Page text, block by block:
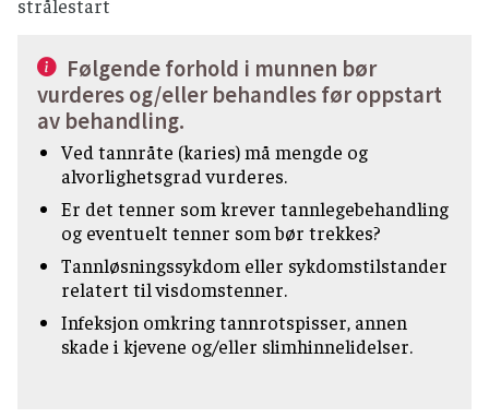
strålestart
Følgende forhold i munnen bør
vurderes og/eller behandles før oppstart
av behandling.
Ved tannråte (karies) må mengde og
alvorlighetsgrad vurderes.
Er det tenner som krever tannlegebehandling
og eventuelt tenner som bør trekkes?
Tannløsningssykdom eller sykdomstilstander
relatert til visdomstenner.
Infeksjon omkring tannrotspisser, annen
skade i kjevene og/eller slimhinnelidelser.